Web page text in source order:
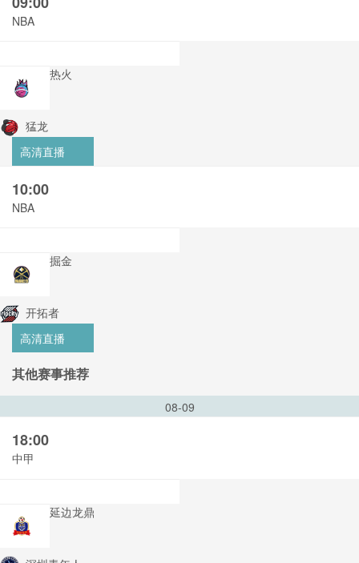
NBA
热火
猛龙
高清直播
10:00
NBA
掘金
开拓者
高清直播
其他赛事推荐
08-09
18:00
中甲
延边龙鼎